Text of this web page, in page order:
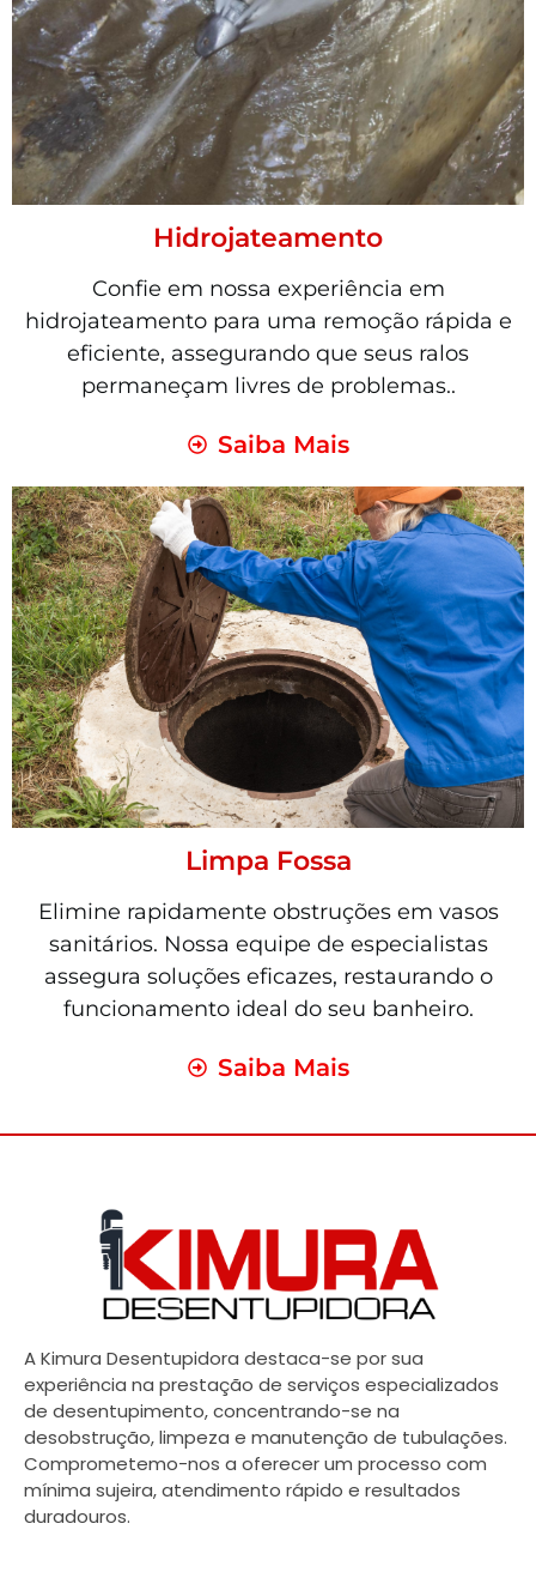
Hidrojateamento
Confie em nossa experiência em
hidrojateamento para uma remoção rápida e
eficiente, assegurando que seus ralos
permaneçam livres de problemas..
Saiba Mais
Limpa Fossa
Elimine rapidamente obstruções em vasos
sanitários. Nossa equipe de especialistas
assegura soluções eficazes, restaurando o
funcionamento ideal do seu banheiro.
Saiba Mais
A Kimura Desentupidora destaca-se por sua
experiência na prestação de serviços especializados
de desentupimento, concentrando-se na
desobstrução, limpeza e manutenção de tubulações.
Comprometemo-nos a oferecer um processo com
mínima sujeira, atendimento rápido e resultados
duradouros.